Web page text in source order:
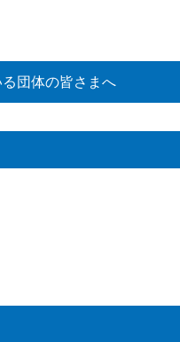
団体の皆さまへ